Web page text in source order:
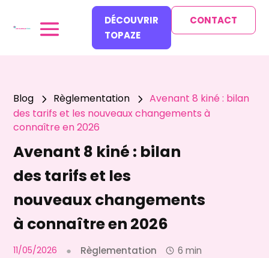
DÉCOUVRIR
TOPAZE
CONTACT
Blog 5 Règlementation 5 Avenant 8 kiné : bilan
des tarifs et les nouveaux changements à
connaître en 2026
Avenant 8 kiné : bilan
des tarifs et les
nouveaux changements
à connaître en 2026
11/05/2026 ● Règlementation 6 min